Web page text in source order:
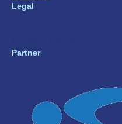
Legal
Partner